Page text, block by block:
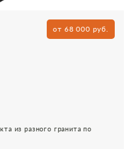
от 68 000 руб.
из разного гранита по